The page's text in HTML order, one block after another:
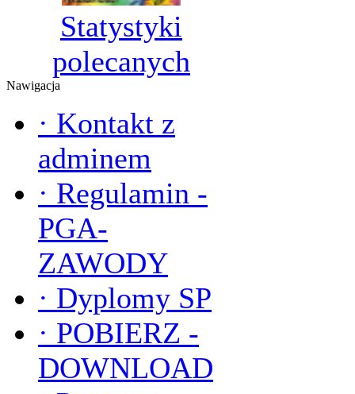
Statystyki
polecanych
Nawigacja
· Kontakt z
adminem
· Regulamin -
PGA-
ZAWODY
· Dyplomy SP
· POBIERZ -
DOWNLOAD